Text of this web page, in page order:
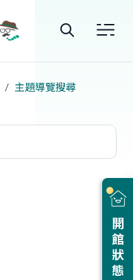
站
尋
開館狀態
主題導覽搜尋